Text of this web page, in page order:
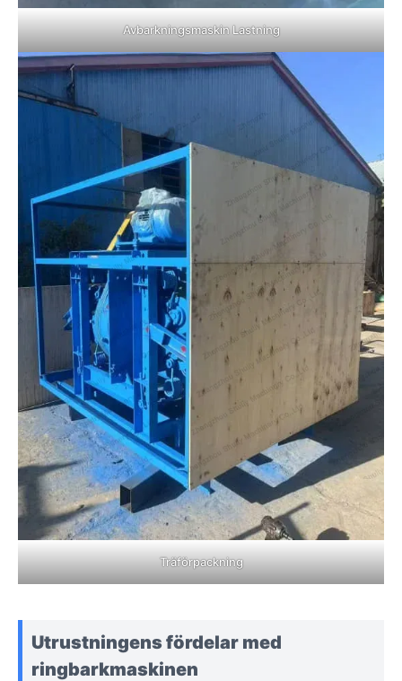
Avbarkningsmaskin Lastning
Träförpackning
Utrustningens fördelar med
ringbarkmaskinen